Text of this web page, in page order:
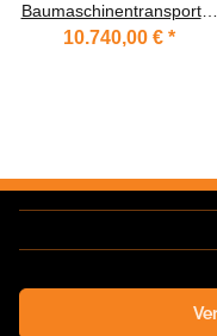
Baumaschinentransporter
MH-AL 5020/30
10.740,00 € *